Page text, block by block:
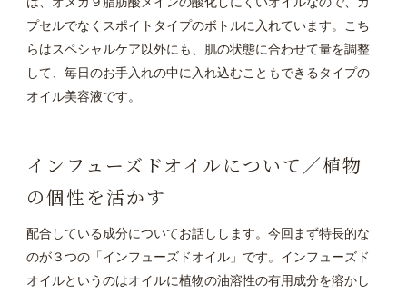
プセルでなくスポイトタイプのボトルに入れています。こち
らはスペシャルケア以外にも、肌の状態に合わせて量を調整
して、毎日のお手入れの中に入れ込むこともできるタイプの
オイル美容液です。
インフューズドオイルについて／植物
の個性を活かす
配合している成分についてお話しします。今回まず特長的な
のが３つの「インフューズドオイル」です。インフューズド
オイルというのはオイルに植物の油溶性の有用成分を溶かし